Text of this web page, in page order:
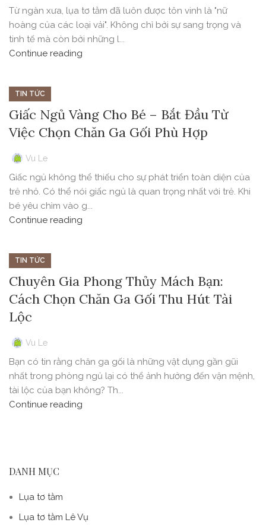
Từ ngàn xưa, lụa tơ tằm đã luôn được tôn vinh là "nữ
hoàng của các loại vải". Không chỉ bởi sự sang trọng và
tinh tế mà còn bởi những l...
Continue reading
TIN TỨC
Giấc Ngủ Vàng Cho Bé – Bắt Đầu Từ
Việc Chọn Chăn Ga Gối Phù Hợp
Vu Le
Giấc ngủ không thể thiếu cho sự phát triển toàn diện của
trẻ nhỏ. Có thể nói giấc ngủ là quan trọng nhất với trẻ. Khi
bé yêu chìm vào g...
Continue reading
TIN TỨC
Chuyên Gia Phong Thủy Mách Bạn:
Cách Chọn Chăn Ga Gối Thu Hút Tài
Lộc
Vu Le
Bạn có tin rằng chăn ga gối là những vật dụng gần gũi
nhất trong phòng ngủ lại có thể ảnh hưởng đến vận mệnh,
tài lộc của bạn không? Th...
Continue reading
DANH MỤC
Lụa tơ tằm
Lụa tơ tằm Lê Vụ